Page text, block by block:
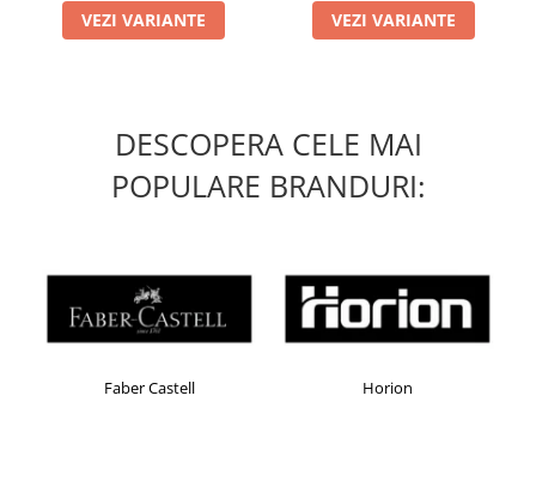
Table magnetice (whiteboard-uri)
Electronice si accesorii tech
Adaptoare de calatorie
Baterii si acumulatori
Incarcatoare cu fir si auto
Ceasuri smart - Smartwatch
VEZI VARIANTE VEZI VARIANTE
DESCOPERA CELE MAI
POPULARE BRANDURI:
Faber Castell Horion